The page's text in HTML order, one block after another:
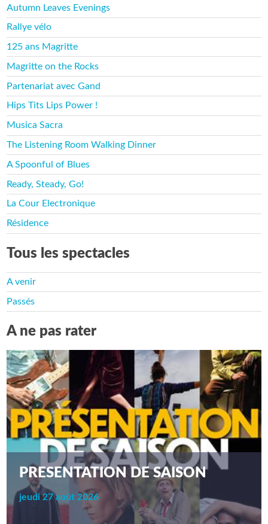
Autumn Leaves Evenings
Rallye vélo
125 ans Magritte
Magritte on the Rocks
Partenariat avec Gand
Hips Tits Lips Power !
Musica Sacra
The Listening Room Walking Dinner
A Spoonful of Blues
Ready, Steady, Go!
La Cour Electronique
Résidence
Tous les spectacles
A venir
Passés
A ne pas rater
PRESENTATION DE SAISON
jeudi 27 août 2026